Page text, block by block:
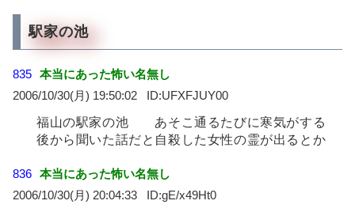
駅家の池
835 本当にあった怖い名無し
2006/10/30(月) 19:50:02
UFXFJUY00
福山の駅家の池 あそこ通るたびに寒気がする
後から聞いた話だと自殺した女性の霊が出るとか
836 本当にあった怖い名無し
2006/10/30(月) 20:04:33
gE/x49Ht0